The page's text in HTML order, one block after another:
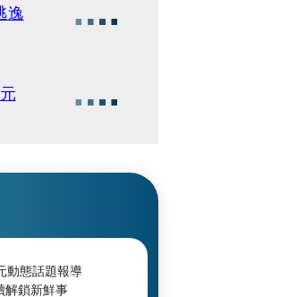
逸
動態話題報導
解鎖新鮮事